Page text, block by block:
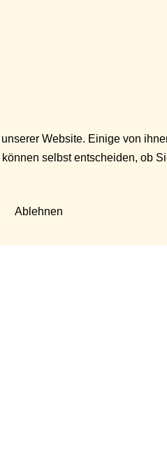
Website. Einige von
selbst entscheiden, ob
Ablehnen